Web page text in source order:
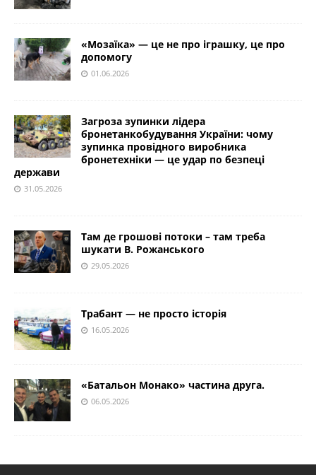
«Мозаїка» — це не про іграшку, це про
допомогу
01.06.2026
Загроза зупинки лідера
бронетанкобудування України: чому
зупинка провідного виробника
бронетехніки — це удар по безпеці
держави
31.05.2026
Там де грошові потоки – там треба
шукати В. Рожанського
29.05.2026
Трабант — не просто історія
16.05.2026
«Батальон Монако» частина друга.
06.05.2026